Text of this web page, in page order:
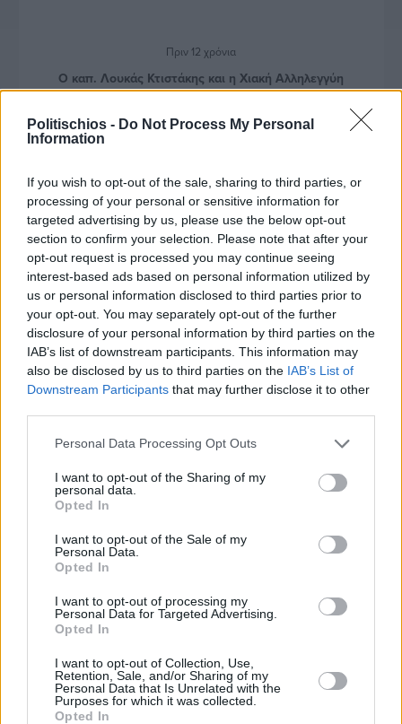
Politischios - Do Not Process My Personal
Information
If you wish to opt-out of the sale, sharing to third parties, or
processing of your personal or sensitive information for
targeted advertising by us, please use the below opt-out
section to confirm your selection. Please note that after your
opt-out request is processed you may continue seeing
interest-based ads based on personal information utilized by
us or personal information disclosed to third parties prior to
your opt-out. You may separately opt-out of the further
disclosure of your personal information by third parties on the
IAB’s list of downstream participants. This information may
also be disclosed by us to third parties on the IAB’s List of
Downstream Participants that may further disclose it to other
Personal Data Processing Opt Outs
I want to opt-out of the Sharing of my
personal data.
Opted In
I want to opt-out of the Sale of my
Personal Data.
Opted In
I want to opt-out of processing my
Personal Data for Targeted Advertising.
Opted In
I want to opt-out of Collection, Use,
Retention, Sale, and/or Sharing of my
Personal Data that Is Unrelated with the
Purposes for which it was collected.
Opted In
Πριν 12 χρόνια
Ο καπ. Λουκάς Κτιστάκης και η Χιακή Αλληλεγγύη
Πριν 12 χρόνια
Τολμάμε;
Πριν 13 χρόνια
Εγώ… Η αλάνθαστη αλήθεια
Βορειόχωρα…τα μοναδικά
«ΘΥΜΑΜΑΙ»
Πριν 13 χρόνια
Ένα Δημοτικό έγγραφο